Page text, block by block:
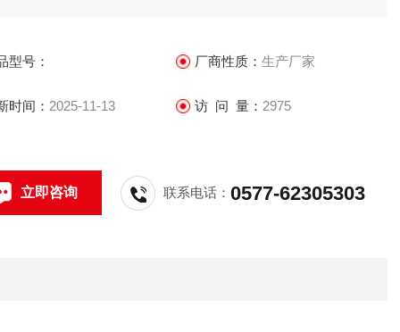
型号： 厂商性质： 生产厂家
时间： 2025-11-13 访 问 量： 2975
立即咨询 联系电话：0577-62305303